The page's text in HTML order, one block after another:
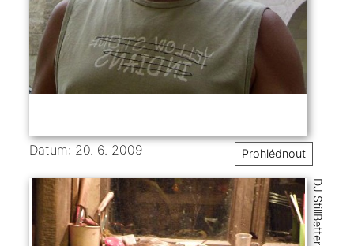
Datum: 20. 6. 2009 Prohlédnout
DJ StillBetter